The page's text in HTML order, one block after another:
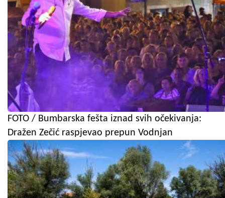
FOTO / Bumbarska fešta iznad svih očekivanja:
Dražen Zečić raspjevao prepun Vodnjan